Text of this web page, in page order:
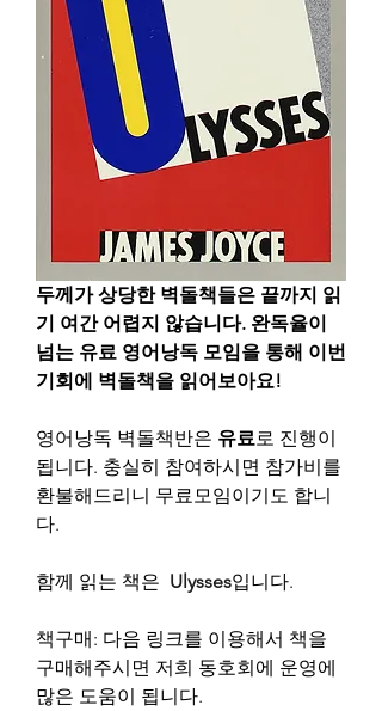
두께가 상당한 벽돌책들은 끝까지 읽
기 여간 어렵지 않습니다. 완독율이
넘는 유료 영어낭독 모임을 통해 이번
기회에 벽돌책을 읽어보아요!
영어낭독 벽돌책반은 유료로 진행이
됩니다. 충실히 참여하시면 참가비를
환불해드리니 무료모임이기도 합니
다.
함께 읽는 책은 Ulysses입니다.
책구매: 다음 링크를 이용해서 책을
구매해주시면 저희 동호회에 운영에
많은 도움이 됩니다.